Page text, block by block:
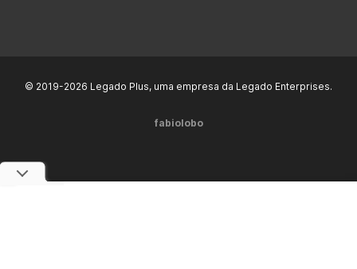
© 2019-2026 Legado Plus, uma empresa da Legado Enterprises.
fabiolobo